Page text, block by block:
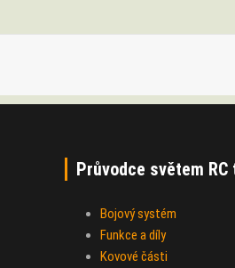
Průvodce světem RC
Bojový systém
Funkce a díly
Kovové části